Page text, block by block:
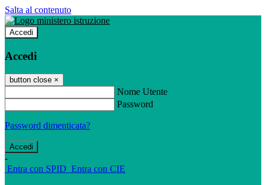
Salta al contenuto
Accedi
Accedi
button close ×
Nome Utente
Password
Password dimenticata?
-
Entra con SPID Entra con CIE